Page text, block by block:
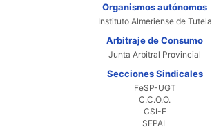
Organismos autónomos
Instituto Almeriense de Tutela
Arbitraje de Consumo
Junta Arbitral Provincial
Secciones Sindicales
FeSP-UGT
C.C.O.O.
CSI-F
SEPAL